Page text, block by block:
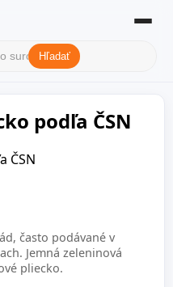
Hľadať
podľa ČSN
často podávané v
Jemná zeleninová
pliecko.